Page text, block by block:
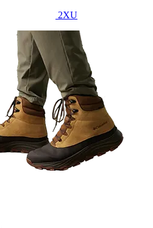
2XU